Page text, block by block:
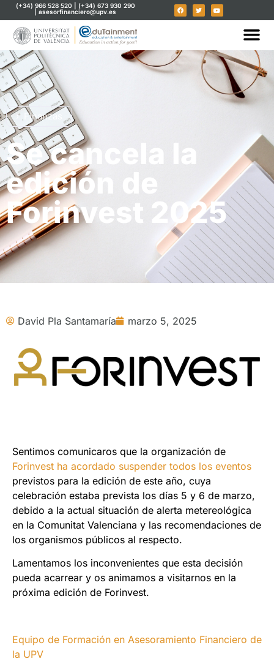
(+34) 966 528 520 | (+34) 673 930 290
| asesorfinanciero@upv.es
Finanzas
Se cancela la
edición de
Forinvest 2025
David Pla Santamaría marzo 5, 2025
Sentimos comunicaros que la organización de
Forinvest ha acordado suspender todos los eventos
previstos para la edición de este año, cuya
celebración estaba prevista los días 5 y 6 de marzo,
debido a la actual situación de alerta metereológica
en la Comunitat Valenciana y las recomendaciones de
los organismos públicos al respecto.
Lamentamos los inconvenientes que esta decisión
pueda acarrear y os animamos a visitarnos en la
próxima edición de Forinvest.
Equipo de Formación en Asesoramiento Financiero de
la UPV